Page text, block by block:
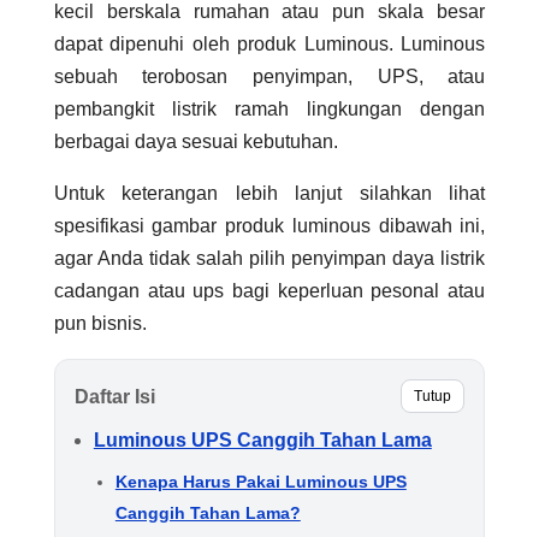
kecil berskala rumahan atau pun skala besar
dapat dipenuhi oleh produk Luminous. Luminous
sebuah terobosan penyimpan, UPS, atau
pembangkit listrik ramah lingkungan dengan
berbagai daya sesuai kebutuhan.
Untuk keterangan lebih lanjut silahkan lihat
spesifikasi gambar produk luminous dibawah ini,
agar Anda tidak salah pilih penyimpan daya listrik
cadangan atau ups bagi keperluan pesonal atau
pun bisnis.
Daftar Isi Tutup
Luminous UPS Canggih Tahan Lama
Kenapa Harus Pakai Luminous UPS
Canggih Tahan Lama?